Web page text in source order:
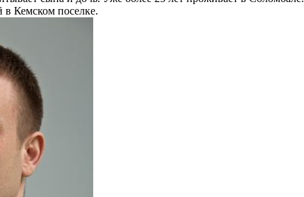
в Кемском поселке.